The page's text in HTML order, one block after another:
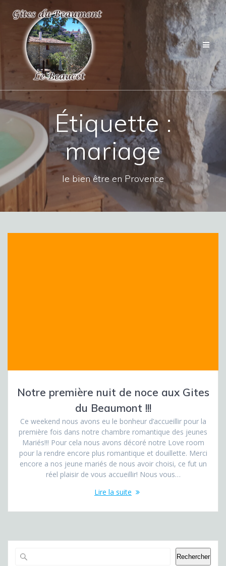
Étiquette :
mariage
le bien être en Provence
Notre première nuit de noce aux Gites
du Beaumont !!!
Ce weekend nous avons eu le bonheur d’accueillir pour la
première fois dans notre chambre romantique des jeunes
Mariés!!! Pour cela nous avons décoré notre Love room
pour la rendre encore plus romantique et douillette. Merci
encore a nos jeune mariés de nous avoir choisi, ce fut un
réel plaisir de vous accueillir! Nous vous…
Lire la suite
Rechercher